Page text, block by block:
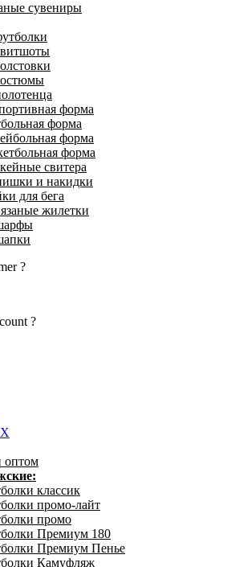
сувениры
форма
форма
форма
форма
свитера
и накидки
для бега
жилетки
?
?
оптом
классик
промо-лайт
промо
Премиум 180
Премиум Пенье
Камуфляж